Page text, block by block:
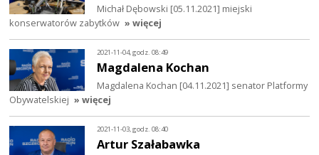
Michał Dębowski [05.11.2021] miejski
konserwatorów zabytków » więcej
2021-11-04, godz. 08:49
Magdalena Kochan
Magdalena Kochan [04.11.2021] senator Platformy
Obywatelskiej » więcej
2021-11-03, godz. 08:40
Artur Szałabawka